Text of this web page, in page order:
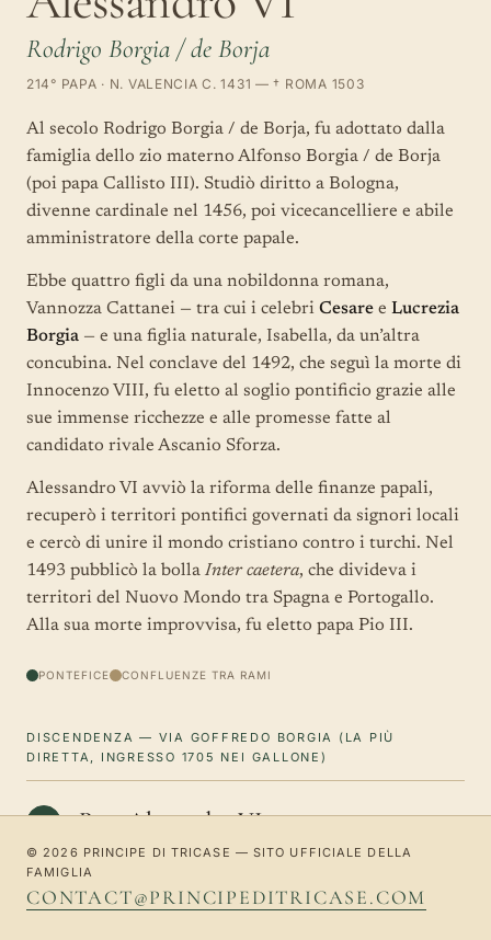
Rodrigo Borgia / de Borja
214° PAPA · N. VALENCIA C. 1431 — † ROMA 1503
Al secolo Rodrigo Borgia / de Borja, fu adottato dalla
famiglia dello zio materno Alfonso Borgia / de Borja
(poi papa Callisto III). Studiò diritto a Bologna,
divenne cardinale nel 1456, poi vicecancelliere e abile
amministratore della corte papale.
Ebbe quattro figli da una nobildonna romana,
Vannozza Cattanei — tra cui i celebri Cesare e Lucrezia
Borgia — e una figlia naturale, Isabella, da un’altra
concubina. Nel conclave del 1492, che seguì la morte di
Innocenzo VIII, fu eletto al soglio pontificio grazie alle
sue immense ricchezze e alle promesse fatte al
candidato rivale Ascanio Sforza.
Alessandro VI avviò la riforma delle finanze papali,
recuperò i territori pontifici governati da signori locali
e cercò di unire il mondo cristiano contro i turchi. Nel
1493 pubblicò la bolla Inter caetera, che divideva i
territori del Nuovo Mondo tra Spagna e Portogallo.
Alla sua morte improvvisa, fu eletto papa Pio III.
PONTEFICE CONFLUENZE TRA RAMI
DISCENDENZA — VIA GOFFREDO BORGIA (LA PIÙ
DIRETTA, INGRESSO 1705 NEI GALLONE)
Papa Alessandro VI
c. 1431–1503
© 2026 PRINCIPE DI TRICASE — SITO UFFICIALE DELLA
FAMIGLIA
CONTACT@PRINCIPEDITRICASE.COM